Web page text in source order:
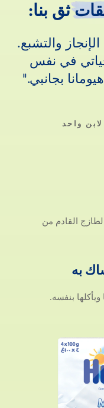
ثق بنا:
والتشبع.
في نفس
بجانبي.
واحد
القادم من
بهسهل للأيدي
بنفسه.